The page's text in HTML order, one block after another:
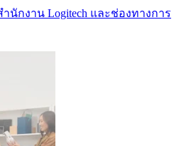
กงาน Logitech และช่องทางการ